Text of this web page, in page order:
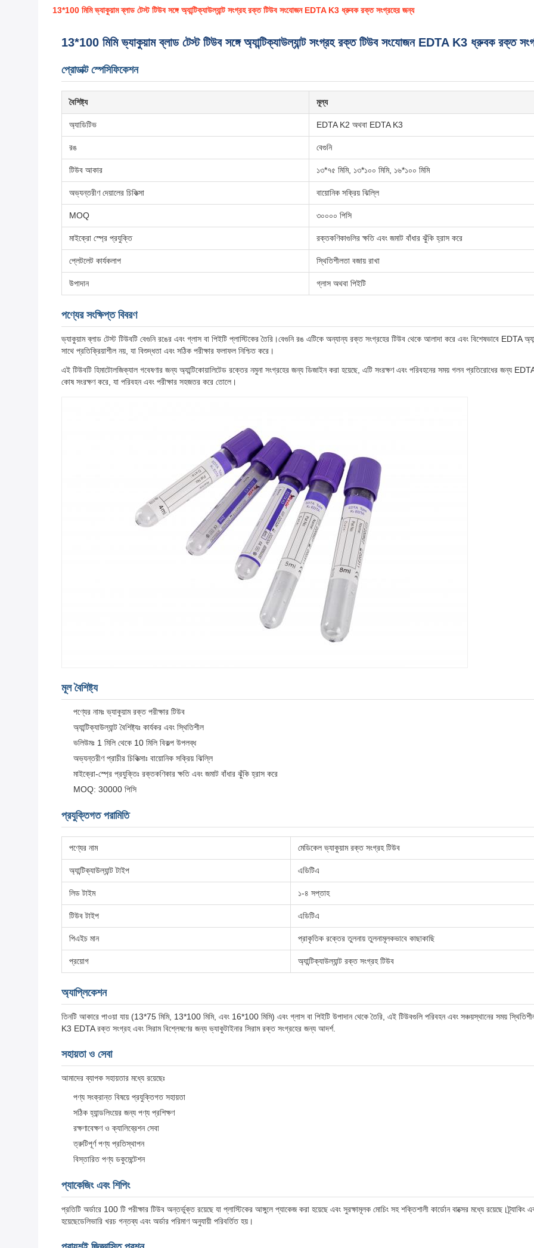
13*100 মিমি ভ্যাকুয়াম ব্লাড টেস্ট টিউব সঙ্গে অ্যান্টিক্যাউল্যান্ট সংগ্রহ রক্ত টিউব সংযোজন EDTA K3 ধ্রুবক রক্ত সংগ্রহের জন্য
13*100 মিমি ভ্যাকুয়াম ব্লাড টেস্ট টিউব সঙ্গে অ্যান্টিক্যাউল্যান্ট সংগ্রহ রক্ত টিউব সংযোজন EDTA K3 ধ্রুবক রক্ত
প্রোডাক্ট স্পেসিফিকেশন
বৈশিষ্ট্য মূল্য
অ্যাডিটিভ EDTA K2 অথবা EDTA K3
রঙ বেগুনি
টিউব আকার ১৩*৭৫ মিমি, ১৩*১০০ মিমি, ১৬*১০০ মিমি
অভ্যন্তরীণ দেয়ালের চিকিত্সা বায়োনিক সক্রিয় ঝিল্লি
MOQ ৩০০০০ পিসি
মাইক্রো স্প্রে প্রযুক্তি রক্তকণিকাগুলির ক্ষতি এবং জমাট বাঁধার ঝুঁকি হ্রাস করে
প্লেটলেট কার্যকলাপ স্থিতিশীলতা বজায় রাখা
উপাদান গ্লাস অথবা পিইটি
পণ্যের সংক্ষিপ্ত বিবরণ
ভ্যাকুয়াম ব্লাড টেস্ট টিউবটি বেগুনি রঙের এবং গ্লাস বা পিইটি প্লাস্টিকের তৈরি।বেগুনি রঙ এটিকে অন্যান্য রক্ত সংগ্রহের টিউব থেকে আলাদা করে এবং বিশেষভাবে EDTA
সাথে প্রতিক্রিয়াশীল নয়, যা বিশুদ্ধতা এবং সঠিক পরীক্ষার ফলাফল নিশ্চিত করে।
এই টিউবটি হিমাটোলজিক্যাল গবেষণার জন্য অ্যান্টিকোয়ালিটেড রক্তের নমুনা সংগ্রহের জন্য ডিজাইন করা হয়েছে, এটি সংরক্ষণ এবং পরিবহনের সময় গলন প্রতিরোধের জন্য EDTA
কোষ সংরক্ষণ করে, যা পরিবহন এবং পরীক্ষার সহজতর করে তোলে।
মূল বৈশিষ্ট্য
পণ্যের নামঃ ভ্যাকুয়াম রক্ত পরীক্ষার টিউব
অ্যান্টিক্যাউল্যান্ট বৈশিষ্ট্যঃ কার্যকর এবং স্থিতিশীল
ভলিউমঃ 1 মিলি থেকে 10 মিলি বিকল্প উপলব্ধ
অভ্যন্তরীণ প্রাচীর চিকিত্সাঃ বায়োনিক সক্রিয় ঝিল্লি
মাইক্রো-স্প্রে প্রযুক্তিঃ রক্তকণিকার ক্ষতি এবং জমাট বাঁধার ঝুঁকি হ্রাস করে
MOQ: 30000 পিসি
প্রযুক্তিগত পরামিতি
পণ্যের নাম মেডিকেল ভ্যাকুয়াম রক্ত সংগ্রহ টিউব
অ্যান্টিক্যাউল্যান্ট টাইপ এডিটিএ
লিড টাইম ১-৪ সপ্তাহ
টিউব টাইপ এডিটিএ
পিএইচ মান প্রাকৃতিক রক্তের তুলনায় তুলনামূলকভাবে কাছাকাছি
প্রয়োগ অ্যান্টিক্যাউল্যান্ট রক্ত সংগ্রহ টিউব
অ্যাপ্লিকেশন
তিনটি আকারে পাওয়া যায় (13*75 মিমি, 13*100 মিমি, এবং 16*100 মিমি) এবং গ্লাস বা পিইটি উপাদান থেকে তৈরি, এই টিউবগুলি পরিবহন এবং সঞ্চয়স্থানের সময়
K3 EDTA রক্ত সংগ্রহ এবং সিরাম বিশ্লেষণের জন্য ভ্যাকুটাইনার সিরাম রক্ত সংগ্রহের জন্য আদর্শ.
সহায়তা ও সেবা
আমাদের ব্যাপক সহায়তার মধ্যে রয়েছেঃ
পণ্য সংক্রান্ত বিষয়ে প্রযুক্তিগত সহায়তা
সঠিক হ্যান্ডলিংয়ের জন্য পণ্য প্রশিক্ষণ
রক্ষণাবেক্ষণ ও ক্যালিব্রেশন সেবা
ত্রুটিপূর্ণ পণ্য প্রতিস্থাপন
বিস্তারিত পণ্য ডকুমেন্টেশন
প্যাকেজিং এবং শিপিং
প্রতিটি অর্ডারে 100 টি পরীক্ষার টিউব অন্তর্ভুক্ত রয়েছে যা প্লাস্টিকের আঙ্গুলে প্যাকেজ করা হয়েছে এবং সুরক্ষামূলক মোচিং সহ শক্তিশালী কার্ডোন বাক্সের মধ্যে রয়েছে।ট্র্যাকিং
হয়েছেডেলিভারি খরচ গন্তব্য এবং অর্ডার পরিমাণ অনুযায়ী পরিবর্তিত হয়।